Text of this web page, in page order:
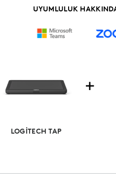
UYUMLULUK
LOGITECH TAP